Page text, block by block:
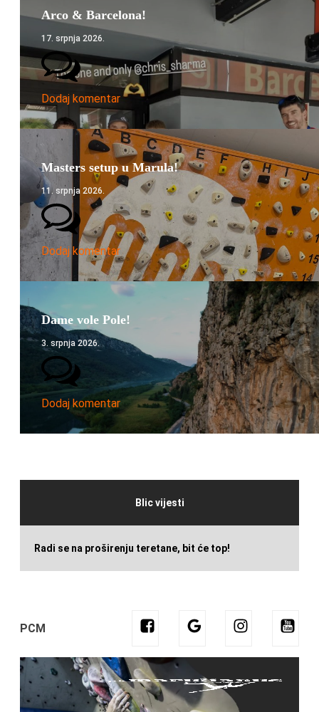
Arco & Barcelona!
17. srpnja 2026.
Dodaj komentar
Masters setup u Marula!
11. srpnja 2026.
Dodaj komentar
Dame vole Pole!
3. srpnja 2026.
Dodaj komentar
Blic vijesti
Radi se na proširenju teretane, bit će top!
PCM